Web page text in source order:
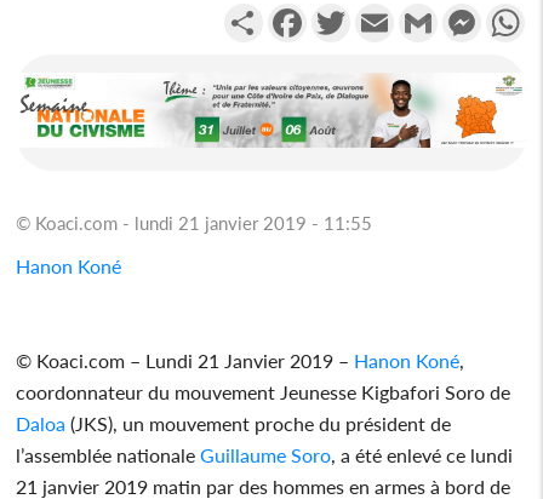
PartagerFacebookTwitterEmail Gmail
© Koaci.com - lundi 21 janvier 2019 - 11:55
Hanon Koné
© Koaci.com – Lundi 21 Janvier 2019 – Hanon Koné,
coordonnateur du mouvement Jeunesse Kigbafori Soro de
Daloa (JKS), un mouvement proche du président de
l’assemblée nationaleGuillaume Soro, a été enlevé ce lundi
21 janvier 2019 matin par des hommes en armes à bord de